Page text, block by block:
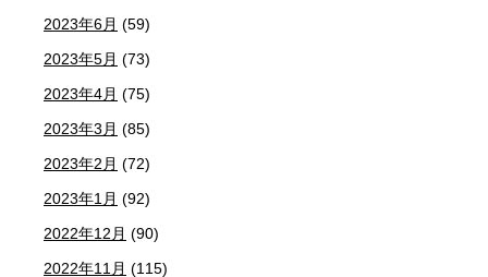
2023年6月 (59)
2023年5月 (73)
2023年4月 (75)
2023年3月 (85)
2023年2月 (72)
2023年1月 (92)
2022年12月 (90)
2022年11月 (115)